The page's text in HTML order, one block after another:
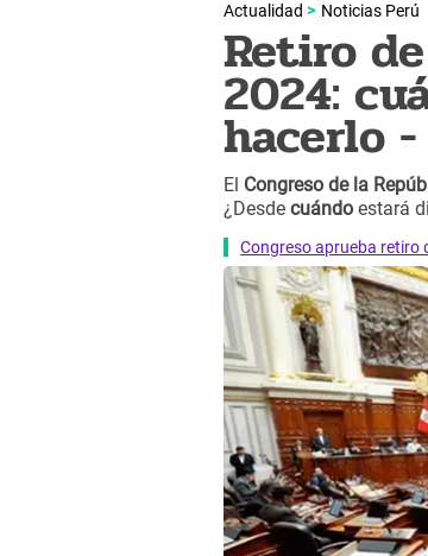
Actualidad Noticias Perú
Retiro
2024:
hacerlo
El Congreso de la
¿Desde cuándo estará
Congreso aprueba retiro